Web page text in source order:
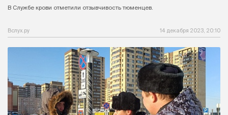
В Службе крови отметили отзывчивость тюменцев.
Вслух.ру 14 декабря 2023, 20:10